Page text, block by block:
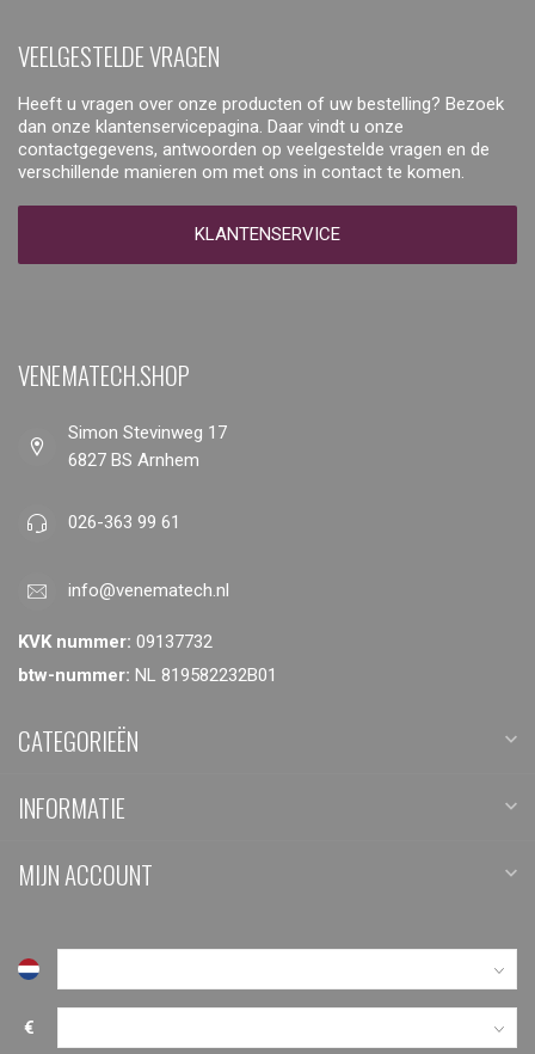
VEELGESTELDE VRAGEN
Heeft u vragen over onze producten of uw bestelling? Bezoek
dan onze klantenservicepagina. Daar vindt u onze
contactgegevens, antwoorden op veelgestelde vragen en de
verschillende manieren om met ons in contact te komen.
KLANTENSERVICE
VENEMATECH.SHOP
Simon Stevinweg 17
6827 BS Arnhem
026-363 99 61
info@venematech.nl
KVK nummer: 09137732
btw-nummer: NL 819582232B01
CATEGORIEËN
INFORMATIE
MIJN ACCOUNT
€